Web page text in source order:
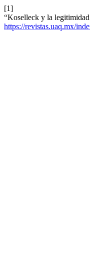
[1]
“Koselleck y la
https://revistas.uaq.mx/